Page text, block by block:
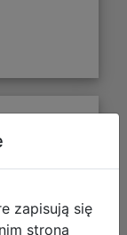
zapisują się
strona